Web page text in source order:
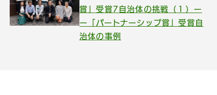
賞」受賞7自治体の挑戦（１）ー
ー「パートナーシップ賞」受賞自
治体の事例